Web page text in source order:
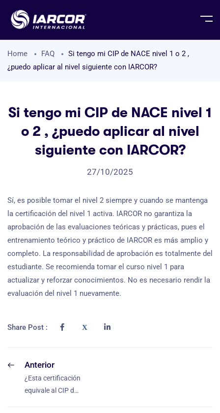
Home FAQ
Si tengo mi CIP de NACE nivel 1 o 2 ,
¿puedo aplicar al nivel siguiente con IARCOR?
Si tengo mi CIP de NACE nivel 1
o 2 , ¿puedo aplicar al nivel
siguiente con IARCOR?
27/10/2025
Sí, es posible tomar el nivel 2 siempre y cuando se mantenga
la certificación del nivel 1 activa. IARCOR no garantiza la
aprobación de las evaluaciones teóricas y prácticas, pues el
entrenamiento teórico y práctico de IARCOR es más amplio y
completo. La responsabilidad de aprobación es totalmente del
estudiante. Se recomienda tomar el curso nivel 1 para
actualizar y reforzar conocimientos. No es necesario rendir la
evaluación del nivel 1 nuevamente.
Share Post :
Anterior
¿Esta certificación
equivale al CIP de